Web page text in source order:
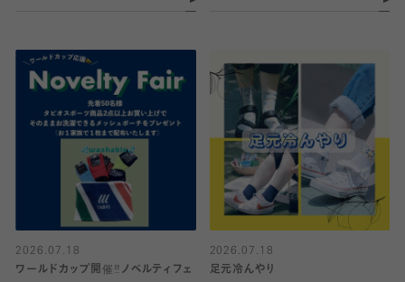
2026.07.18
ワールドカップ開催‼️ノベルティフェ
2026.07.18
足元冷んやり